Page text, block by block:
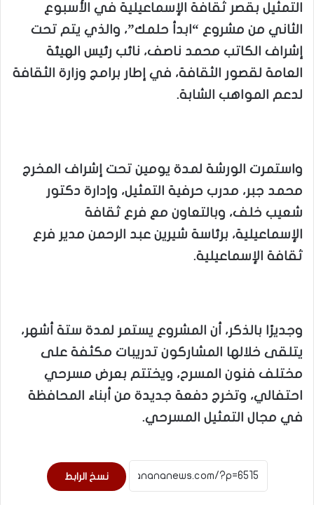
التمثيل بقصر ثقافة الإسماعيلية في الأسبوع
الثاني من مشروع “ابدأ حلمك”، والذي يتم تحت
إشراف الكاتب محمد ناصف، نائب رئيس الهيئة
العامة لقصور الثقافة، في إطار برامج وزارة الثقافة
لدعم المواهب الشابة.
واستمرت الورشة لمدة يومين تحت إشراف المخرج
محمد جبر، مدرب حرفية التمثيل، وإدارة دكتور
شعيب خلف، وبالتعاون مع فرع ثقافة
الإسماعيلية، برئاسة شيرين عبد الرحمن مدير فرع
ثقافة الإسماعيلية.
وجديرًا بالذكر، أن المشروع يستمر لمدة ستة أشهر،
يتلقى خلالها المشاركون تدريبات مكثفة على
مختلف فنون المسرح، ويختتم بعرض مسرحي
احتفالي، وتخرج دفعة جديدة من أبناء المحافظة
في مجال التمثيل المسرحي.
نسخ الرابط